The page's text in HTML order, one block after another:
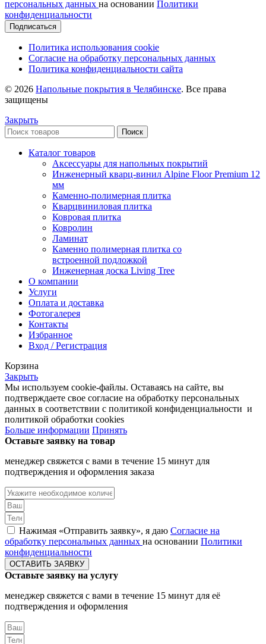
персональных данных на основании Политики
конфиденциальности
Подписаться
Политика использования cookie
Согласие на обработку персональных данных
Политика конфиденциальности сайта
© 2026 Напольные покрытия в Челябинске. Все права
защищены
Закрыть
Поиск
Каталог товаров
Аксессуары для напольных покрытий
Инженерный кварц-винил Alpine Floor Premium 12
мм
Каменно-полимерная плитка
Кварцвиниловая плитка
Ковровая плитка
Ковролин
Ламинат
Каменно полимерная плитка со
встроенной подложкой
Инженерная доска Living Tree
О компании
Услуги
Оплата и доставка
Фотогалерея
Контакты
Избранное
Вход / Регистрация
Корзина
Закрыть
Мы используем cookie-файлы. Оставаясь на сайте, вы
подтверждаете свое согласие на обработку персональных
данных в соответствии с политикой конфиденциальности и
политикой обработки cookies
Больше информации Принять
Оставьте заявку на товар
менеджер свяжется с вами в течение 15 минут для
подтверждения и оформления заказа
Нажимая «Отправить заявку», я даю Согласие на
обработку персональных данных на основании Политики
конфиденциальности
ОСТАВИТЬ ЗАЯВКУ
Оставьте заявку на услугу
менеджер свяжется с вами в течение 15 минут для её
подтверждения и оформления